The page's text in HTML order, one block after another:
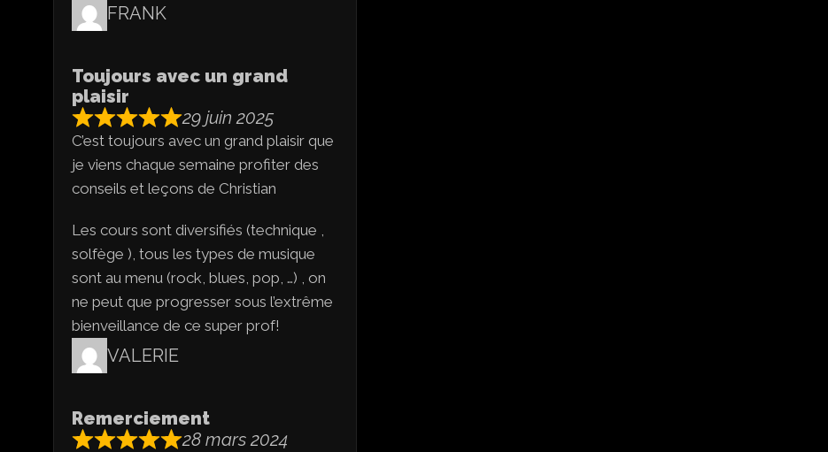
FRANK
Toujours avec un grand
plaisir
29 juin 2025
C’est toujours avec un grand plaisir que
je viens chaque semaine profiter des
conseils et leçons de Christian
Les cours sont diversifiés (technique ,
solfège ), tous les types de musique
sont au menu (rock, blues, pop, …) , on
ne peut que progresser sous l’extrême
bienveillance de ce super prof!
VALERIE
Remerciement
28 mars 2024